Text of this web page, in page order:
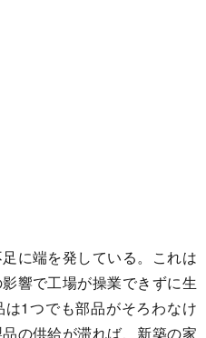
に端を発している。これは
響で工場が操業できずに生
1つでも部品がそろわなけ
の供給が滞れば、新築の家